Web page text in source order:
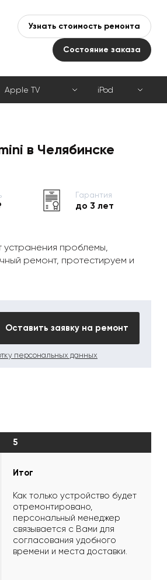
Узнать стоимость ремонта
Состояние заказа
Apple TV iPod
в Челябинске
Гарантия
до 3 лет
устранения проблемы,
ремонт, протестируем и
Оставить заявку на ремонт
персональных данных
5
Итог
Как только устройство будет
отремонтировано,
персональный менеджер
связывается с Вами для
согласования удобного
времени и места доставки.